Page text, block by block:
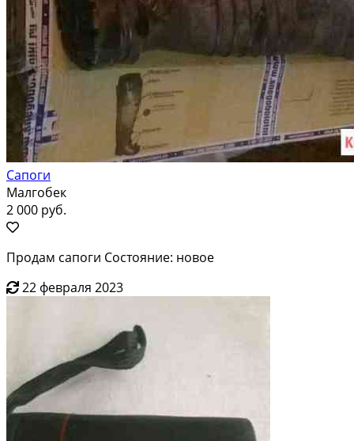
Сапоги
Малгобек
2 000 руб.
Продам сапоги Состояние: новое
22 февраля 2023